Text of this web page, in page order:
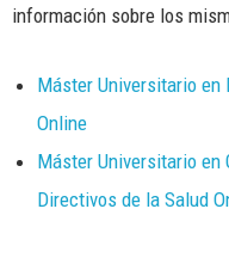
información sobre los
Máster Universitario en
Online
Máster Universitario en
Directivos de la Salud